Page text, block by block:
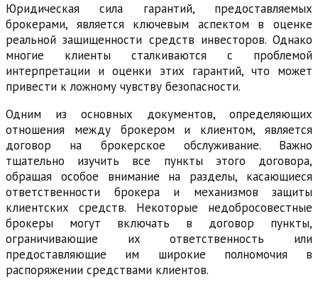
Юридическая сила гарантий, предоставляемых
брокерами, является ключевым аспектом в оценке
реальной защищенности средств инвесторов. Однако
многие клиенты сталкиваются с проблемой
интерпретации и оценки этих гарантий, что может
привести к ложному чувству безопасности.
Одним из основных документов, определяющих
отношения между брокером и клиентом, является
договор на брокерское обслуживание. Важно
тщательно изучить все пункты этого договора,
обращая особое внимание на разделы, касающиеся
ответственности брокера и механизмов защиты
клиентских средств. Некоторые недобросовестные
брокеры могут включать в договор пункты,
ограничивающие их ответственность или
предоставляющие им широкие полномочия в
распоряжении средствами клиентов.